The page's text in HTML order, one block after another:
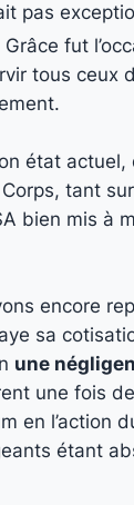
pas
fut
tous ceux
état actuel,
tant
bien mis à
encore
sa
une
une fois de
en l’action
étant